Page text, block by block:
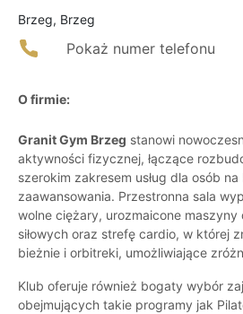
Brzeg, Brzeg
Pokaż numer telefonu
O firmie:
Granit Gym Brzeg stanowi
aktywności fizycznej, łączące
szerokim zakresem usług dla osób
zaawansowania. Przestronna sala
wolne ciężary, urozmaicone maszyny
siłowych oraz strefę cardio, w której
bieżnie i orbitreki, umożliwiające
Klub oferuje również bogaty wybór
obejmujących takie programy jak